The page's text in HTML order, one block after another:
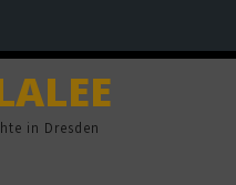
in Dresden